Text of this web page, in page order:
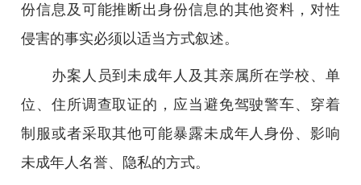
份信息及可能推断出身份信息的其他资料，对性
侵害的事实必须以适当方式叙述。
办案人员到未成年人及其亲属所在学校、单
位、住所调查取证的，应当避免驾驶警车、穿着
制服或者采取其他可能暴露未成年人身份、影响
未成年人名誉、隐私的方式。